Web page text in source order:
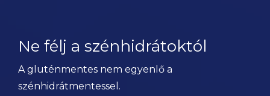
Ne félj a szénhidrátoktól
A gluténmentes nem egyenlő a
szénhidrátmentessel.